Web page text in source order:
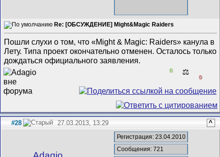
Re: [ОБСУЖДЕНИЕ] Might&Magic Raiders
Пошли слухи о том, что «Might & Magic: Raiders» канула в
Лету. Типа проект окончательно отменен. Осталось только
дождаться официального заявления.
0 ⚖️
0
#28 27.03.2013, 13:29 ^
Регистрация: 23.04.2010
Сообщения: 721